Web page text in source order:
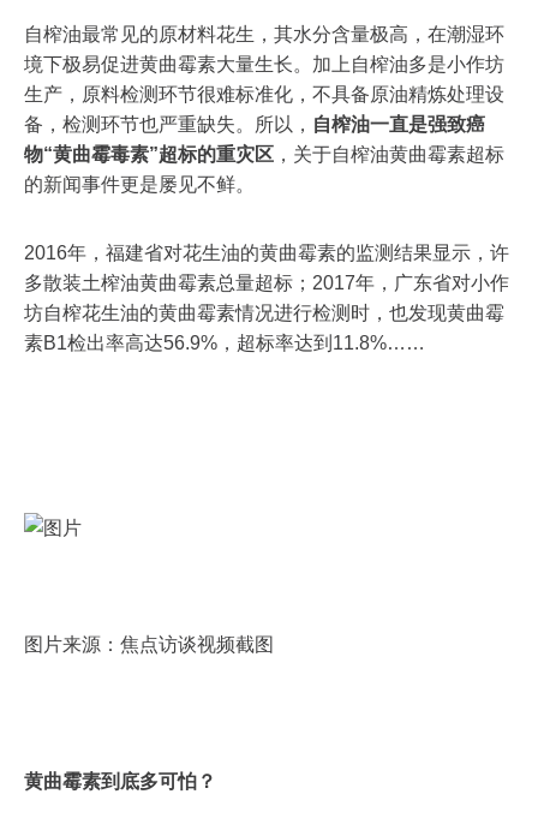
自榨油最常见的原材料花生，其水分含量极高，在潮湿环
境下极易促进黄曲霉素大量生长。加上自榨油多是小作坊
生产，原料检测环节很难标准化，不具备原油精炼处理设
备，检测环节也严重缺失。所以， 自榨油一直是强致癌
物“黄曲霉毒素”超标的重灾区 ，关于自榨油黄曲霉素超标
的新闻事件更是屡见不鲜。
2016年，福建省对花生油的黄曲霉素的监测结果显示，许
多散装土榨油黄曲霉素总量超标；2017年，广东省对小作
坊自榨花生油的黄曲霉素情况进行检测时，也发现黄曲霉
素B1检出率高达56.9%，超标率达到11.8%……
图片来源：焦点访谈视频截图
黄曲霉素到底多可怕？